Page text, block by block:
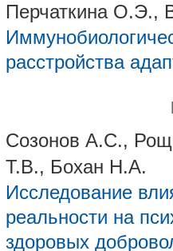
Перчаткина О.Э.,
расстройства
Созонов А.С.,
Т.В., Бохан Н.А.
Исследование
реальности на
здоровых